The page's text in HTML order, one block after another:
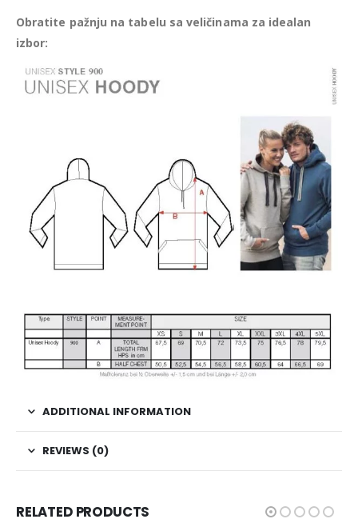
Obratite pažnju na tabelu sa veličinama za idealan
izbor:
ADDITIONAL INFORMATION
REVIEWS (0)
RELATED PRODUCTS